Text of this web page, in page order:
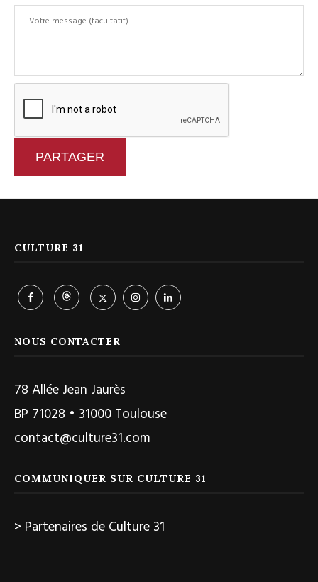
PARTAGER
CULTURE 31
NOUS CONTACTER
78 Allée Jean Jaurès
BP 71028 • 31000 Toulouse
contact@culture31.com
COMMUNIQUER SUR CULTURE 31
> Partenaires de Culture 31